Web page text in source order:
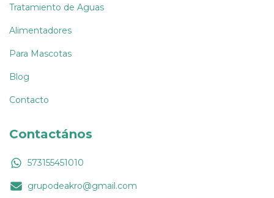
Tratamiento de Aguas
Alimentadores
Para Mascotas
Blog
Contacto
Contactános
573155451010
grupodeakro@gmail.com